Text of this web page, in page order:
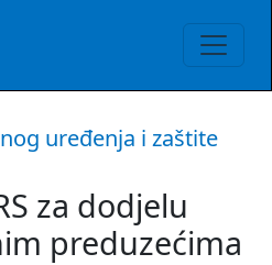
uređenja i zaštite
za dodjelu
preduzećima